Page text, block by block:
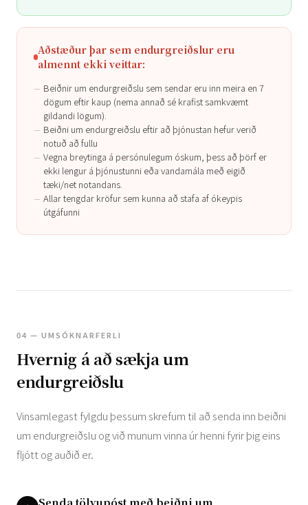
Aðstæður þar sem endurgreiðslur eru
almennt ekki veittar:
Beiðnir um endurgreiðslu sem sendar eru inn meira en 7
dögum eftir kaup (nema annað sé krafist samkvæmt
gildandi lögum).
Beiðni um endurgreiðslu eftir að þjónustan hefur verið
notuð að fullu
Vegna breytinga á persónulegum óskum, þess að þörf er
ekki lengur á þjónustunni eða vandamála með eigið
tæki/net notandans.
Allar tengdar kröfur sem kunna að stafa af ókeypis
útgáfunni
04 — UMSÓKNARFERLI
Hvernig á að sækja um
endurgreiðslu
Vinsamlegast fylgdu þessum skrefum til að senda inn beiðni
um endurgreiðslu og við munum vinna úr henni fyrir þig eins
fljótt og auðið er.
Senda tölvupóst með beiðni um